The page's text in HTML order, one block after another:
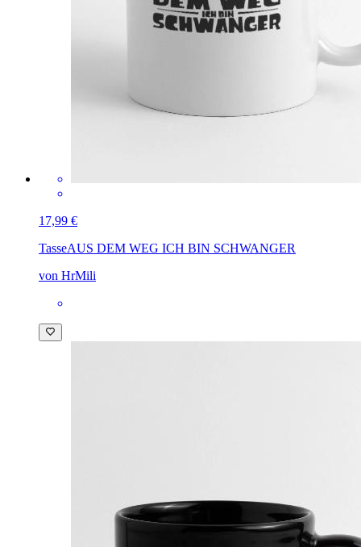
17,99 €
TasseAUS DEM WEG ICH BIN SCHWANGER
von HrMili